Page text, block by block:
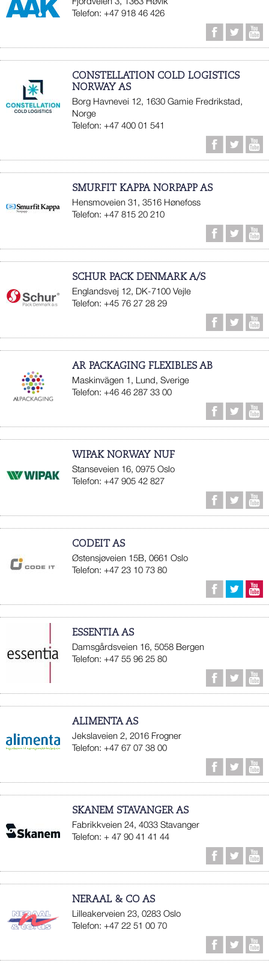
Telefon: +47 918 46 426
CONSTELLATION COLD LOGISTICS
NORWAY AS
Borg Havnevei 12, 1630 Gamie Fredrikstad,
Norge
Telefon: +47 400 01 541
SMURFIT KAPPA NORPAPP AS
Hensmoveien 31, 3516 Hønefoss
Telefon: +47 815 20 210
SCHUR PACK DENMARK A/S
Englandsvej 12, DK-7100 Vejle
Telefon: +45 76 27 28 29
AR PACKAGING FLEXIBLES AB
Maskinvägen 1, Lund, Sverige
Telefon: +46 46 287 33 00
WIPAK NORWAY NUF
Stanseveien 16, 0975 Oslo
Telefon: +47 905 42 827
CODEIT AS
Østensjøveien 15B, 0661 Oslo
Telefon: +47 23 10 73 80
ESSENTIA AS
Damsgårdsveien 16, 5058 Bergen
Telefon: +47 55 96 25 80
ALIMENTA AS
Jekslaveien 2, 2016 Frogner
Telefon: +47 67 07 38 00
SKANEM STAVANGER AS
Fabrikkveien 24, 4033 Stavanger
Telefon: + 47 90 41 41 44
NERAAL & CO AS
Lilleakerveien 23, 0283 Oslo
Telefon: +47 22 51 00 70